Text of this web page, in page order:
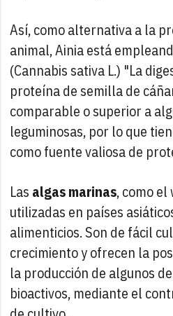
Así, como alternativa a la
animal, Ainia está
(Cannabis sativa L.) "La
proteína de semilla de
comparable o superior a
leguminosas, por lo que
como fuente valiosa de
Las algas marinas, como el
utilizadas en países
alimenticios. Son de fácil
crecimiento y ofrecen la
la producción de algunos
bioactivos, mediante el